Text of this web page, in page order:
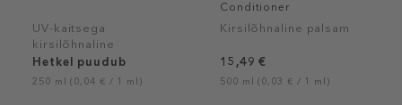
UV-kaitsega
kirsilõhnaline
juuksesprei
Hetkel puudub
250 ml (0,04 € / 1 ml)
Conditioner
Kirsilõhnaline palsam
15,49 €
500 ml (0,03 € / 1 ml)